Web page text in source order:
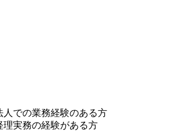
での業務経験のある方
実務の経験がある方